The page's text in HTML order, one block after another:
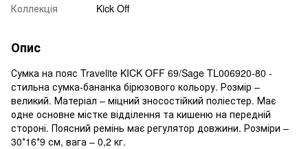
Коллекція
Kick Off
Опис
Сумка на пояс Travelite KICK OFF 69/Sage TL006920-80 -
стильна сумка-бананка бірюзового кольору. Розмір –
великий. Матеріал – міцний зносостійкий поліестер. Має
одне основне містке відділення та кишеню на передній
стороні. Поясний ремінь має регулятор довжини. Розміри –
30*16*9 см, вага – 0,2 кг.